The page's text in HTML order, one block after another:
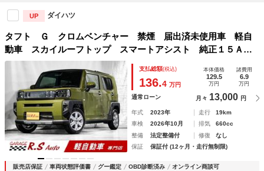
UP ダイハツ
タフト Ｇ クロムベンチャー 禁煙 届出済未使用車 軽自
動車 スカイルーフトップ スマートアシスト 純正１５Ａ
Ｗ アイドリングストップ機能 シートヒーター付 オートハ
イビーム 衝突軽減 スマートキー サンルーフ フルフラッ
トシート
支払総額(税込)
136.4 万円
本体価格
129.5
万円
諸費用
6.9
万円
通常ローン 月々 13,000 円
年式 2023年 走行
19km
車検
2026年10月 排気
660cc
整備
法定整備付 修復
なし
保証
保証付 (12ヶ月・走行無制限)
販売店保証 車両状態評価書 グー鑑定 OBD診断済み
オンライン商談可